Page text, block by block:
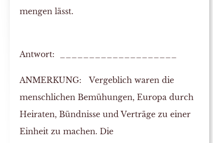
mengen lässt.
Antwort: ____________________
ANMERKUNG: Vergeblich waren die
menschlichen Bemühungen, Europa durch
Heiraten, Bündnisse und Verträge zu einer
Einheit zu machen. Die